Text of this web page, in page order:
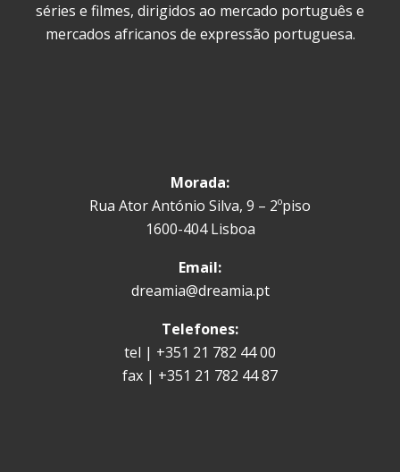
séries e filmes, dirigidos ao mercado português e
mercados africanos de expressão portuguesa.
Morada:
Rua Ator António Silva, 9 – 2ºpiso
1600-404 Lisboa
Email:
dreamia@dreamia.pt
Telefones:
tel | +351 21 782 44 00
fax | +351 21 782 44 87